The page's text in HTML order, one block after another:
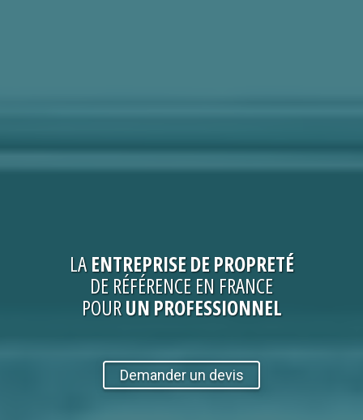
LAENTREPRISEDE PROPRETÉ
DE RÉFÉRENCE EN FRANCE
POURUN PROFESSIONNEL
Demander un devis